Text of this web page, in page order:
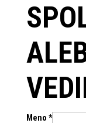
Meno *